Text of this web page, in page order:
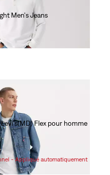
Men's Jeans
Flex pour homme
- Appliqué automatiquement